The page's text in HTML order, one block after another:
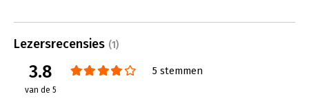
Lezersrecensies (1)
3.8
van de 5
5 stemmen